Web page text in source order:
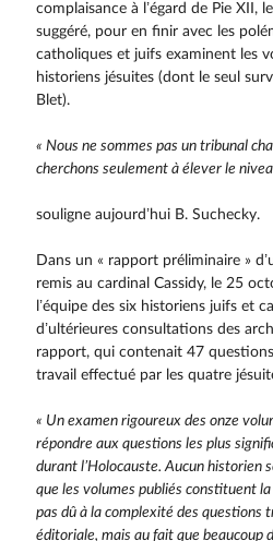
complaisance à l’égard de Pie XII,
suggéré, pour en finir avec les
catholiques et juifs examinent les
historiens jésuites (dont le seul
Blet).
« Nous ne sommes pas un tribunal
cherchons seulement à élever le
souligne aujourd’hui B. Suchecky.
Dans un « rapport préliminaire »
remis au cardinal Cassidy, le 25
l’équipe des six historiens juifs et
d’ultérieures consultations des
rapport, qui contenait 47
travail effectué par les quatre
« Un examen rigoureux des onze
répondre aux questions les plus
durant l’Holocauste. Aucun historien
que les volumes publiés constituent la
pas dû à la complexité des questions
éditoriale, mais au fait que beaucoup